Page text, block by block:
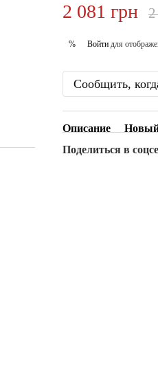
2 081 грн
% Войтидля
Сообщить,
Описание
Новый
Поделиться в